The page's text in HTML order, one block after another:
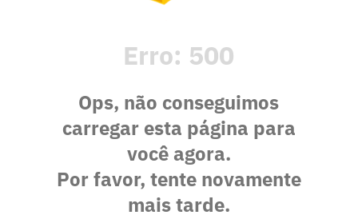
Erro: 500
Ops, não conseguimos
carregar esta página para
você agora.
Por favor, tente novamente
mais tarde.